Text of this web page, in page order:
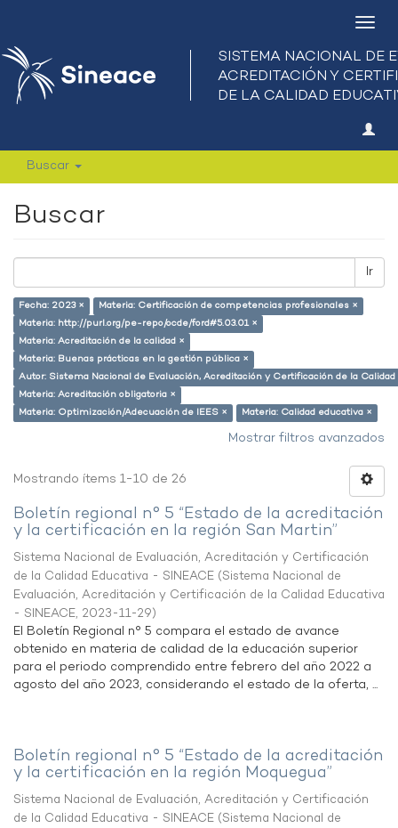
Buscar
Buscar
Ir
Fecha: 2023 ×
Materia: Certificación de competencias profesionales ×
Materia: http://purl.org/pe-repo/ocde/ford#5.03.01 ×
Materia: Acreditación de la calidad ×
Materia: Buenas prácticas en la gestión pública ×
Autor: Sistema Nacional de Evaluación, Acreditación y Certificación de la
Materia: Acreditación obligatoria ×
Materia: Optimización/Adecuación de IEES ×
Materia: Calidad educativa ×
Mostrar filtros avanzados
Mostrando ítems 1-10 de 26
Boletín regional n° 5 “Estado de la acreditación
y la certificación en la región San Martin”
Sistema Nacional de Evaluación, Acreditación y Certificación
de la Calidad Educativa - SINEACE (Sistema Nacional de
Evaluación, Acreditación y Certificación de la Calidad Educativa
- SINEACE, 2023-11-29)
El Boletín Regional n° 5 compara el estado de avance
obtenido en materia de calidad de la educación superior
para el periodo comprendido entre febrero del año 2022 a
agosto del año 2023, considerando el estado de la oferta, ...
Boletín regional n° 5 “Estado de la acreditación
y la certificación en la región Moquegua”
Sistema Nacional de Evaluación, Acreditación y Certificación
de la Calidad Educativa - SINEACE (Sistema Nacional de